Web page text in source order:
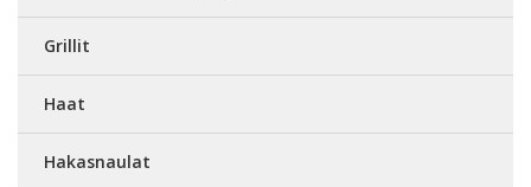
Grillit
Haat
Hakasnaulat